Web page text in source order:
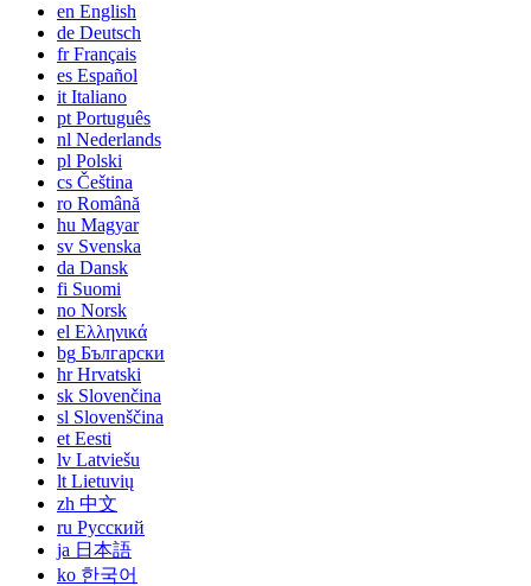
en English
de Deutsch
frFrançais
es Español
it Italiano
pt Português
nl Nederlands
pl Polski
cs Čeština
ro Română
hu Magyar
sv Svenska
da Dansk
fi Suomi
no Norsk
el Ελληνικά
bg Български
hrHrvatski
sk Slovenčina
sl Slovenščina
et Eesti
lv Latviešu
lt Lietuvių
zh 中文
ru Русский
ja 日本語
ko 한국어